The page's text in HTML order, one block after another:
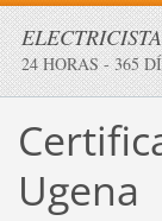
24 HORAS - 365
Ugena